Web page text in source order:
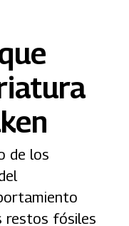
de los
restos fósiles